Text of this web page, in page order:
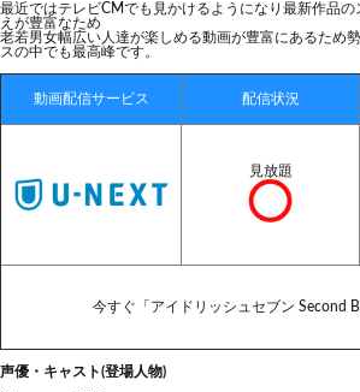
最近ではテレビCMでも見かけるようになり最新作品
えが豊富なため
老若男女幅広い人達が楽しめる動画が豊富にあるため
スの中でも最高峰です。
動画配信サービス 配信状況
見放題
今すぐ「アイドリッシュセブン Second
声優・キャスト(登場人物)